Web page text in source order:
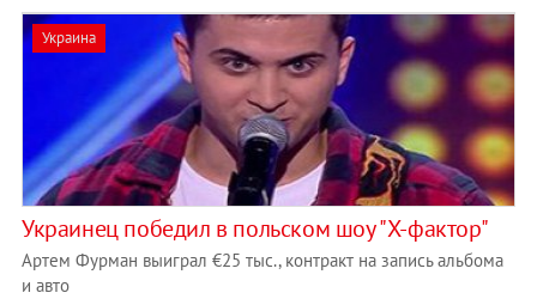
Украина
Украинец победил в польском шоу "Х-фактор"
Артем Фурман выиграл €25 тыс., контракт на запись альбома
и авто